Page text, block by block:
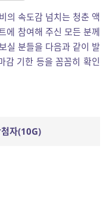
의 속도감 넘치는 청춘 액
에 참여해 주신 모든 분께
실 분들을 다음과 같이 발
감 기한 등을 꼼꼼히 확인
자(10G)